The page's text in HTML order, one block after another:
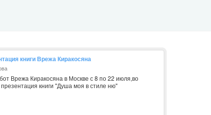
книги Врежа Киракосяна
Врежа Киракосяна в Москве с 8 по 22 июля,во
книги "Душа моя в стиле ню"